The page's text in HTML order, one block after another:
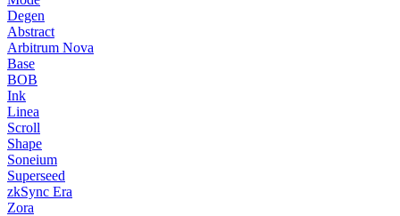
Degen
Abstract
Arbitrum Nova
Base
BOB
Ink
Linea
Scroll
Shape
Soneium
Superseed
zkSync Era
Zora